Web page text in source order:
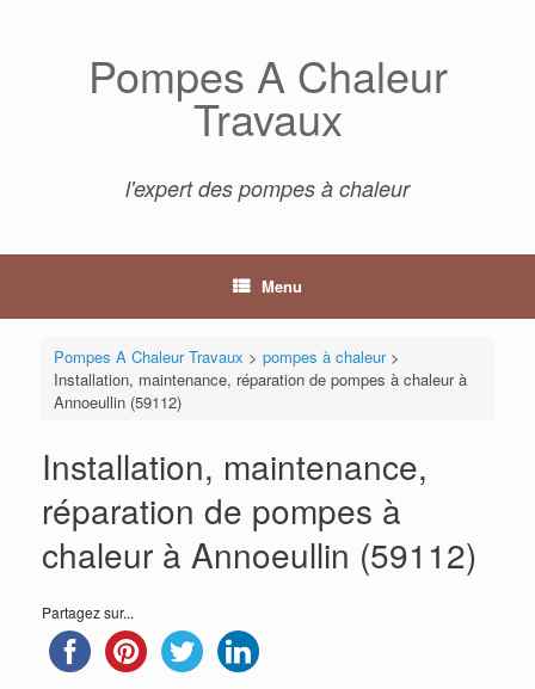
Pompes A Chaleur
Travaux
l'expert des pompes à chaleur
Menu
Pompes A Chaleur Travaux > pompes à chaleur>
Installation, maintenance, réparation de pompes à chaleur à
Annoeullin (59112)
Installation, maintenance,
réparation de pompes à
chaleur à Annoeullin (59112)
Partagez sur...